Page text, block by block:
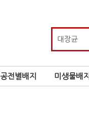
공전별배지 미생물배지